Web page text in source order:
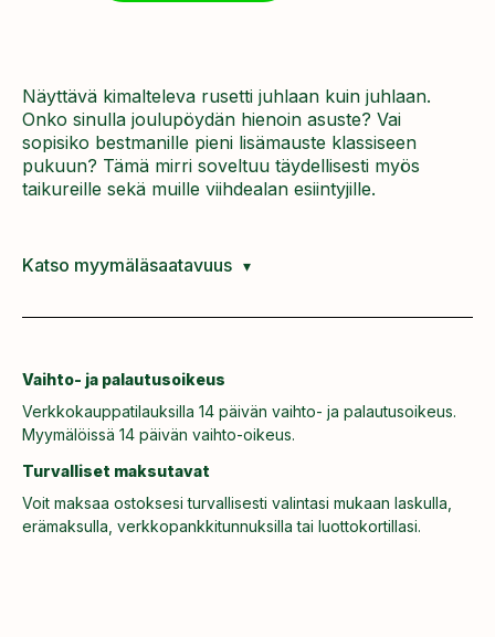
Näyttävä kimalteleva rusetti juhlaan kuin juhlaan.
Onko sinulla joulupöydän hienoin asuste? Vai
sopisiko bestmanille pieni lisämauste klassiseen
pukuun? Tämä mirri soveltuu täydellisesti myös
taikureille sekä muille viihdealan esiintyjille.
Katso myymäläsaatavuus
Vaihto- ja palautusoikeus
Verkkokauppatilauksilla 14 päivän vaihto- ja palautusoikeus.
Myymälöissä 14 päivän vaihto-oikeus.
Turvalliset maksutavat
Voit maksaa ostoksesi turvallisesti valintasi mukaan laskulla,
erämaksulla, verkkopankkitunnuksilla tai luottokortillasi.